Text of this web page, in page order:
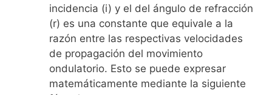
incidencia (i) y el del ángulo de refracción
(r) es una constante que equivale a la
razón entre las respectivas velocidades
de propagación del movimiento
ondulatorio. Esto se puede expresar
matemáticamente mediante la siguiente